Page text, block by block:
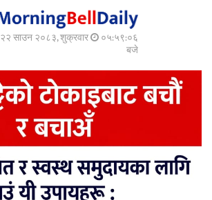
२२ साउन २०८३, शुक्रवार ०५:५९:०७
बजे